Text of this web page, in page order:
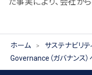
ホーム
サステナビリテ
Governance（ガバナンス